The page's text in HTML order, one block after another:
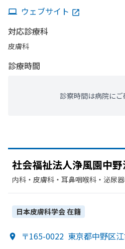
ウェブサイト
対応診療科
皮膚科
診療時間
診察時間は病院に
社会福祉法人浄風園中
内科・​皮膚科・​耳鼻咽喉科・​泌尿
日本皮膚科学会在籍
〒165-0022 東京都中野区